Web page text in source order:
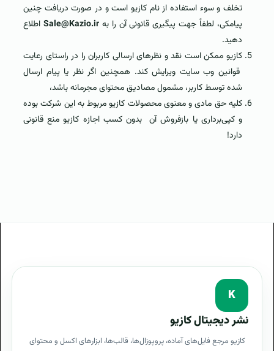
تخلف و سوء استفاده از نام کازیو است و در صورت دریافت چنین
پیامکی، لطفاً جهت پیگیری قانونی آن را بهSale@Kazio.ir اطلاع
دهید.
کازیو ممکن است نقد و نظرهای ارسالی کاربران را در راستای رعایت
قوانین وب سایت ویرایش کند. همچنین اگر نظر یا پیام ارسال
شده توسط کاربر، مشمول مصادیق محتوای مجرمانه باشد،
کلیه حق مادی و معنوی محصولات کازیو مربوط به این شرکت بوده
و کپی‌برداری یا بازفروش آن بدون کسب اجازه کازیو منع قانونی
دارد!
K
نشر دیجیتال کازیو
کازیو مرجع فایل‌های آماده، پروپوزال‌ها، قالب‌ها، ابزارهای اکسل و محتوای